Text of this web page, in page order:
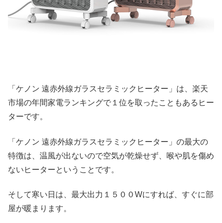
「ケノン 遠赤外線ガラスセラミックヒーター」は、楽天
市場の年間家電ランキングで１位を取ったこともあるヒー
ターです。
「ケノン 遠赤外線ガラスセラミックヒーター」の最大の
特徴は、温風が出ないので空気が乾燥せず、喉や肌を傷め
ないヒーターということです。
そして寒い日は、最大出力１５００Wにすれば、すぐに部
屋が暖まります。